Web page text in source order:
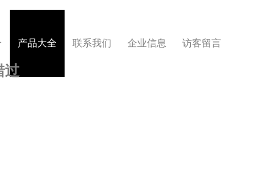
产品大全 联系我们 企业信息 访客留言
过